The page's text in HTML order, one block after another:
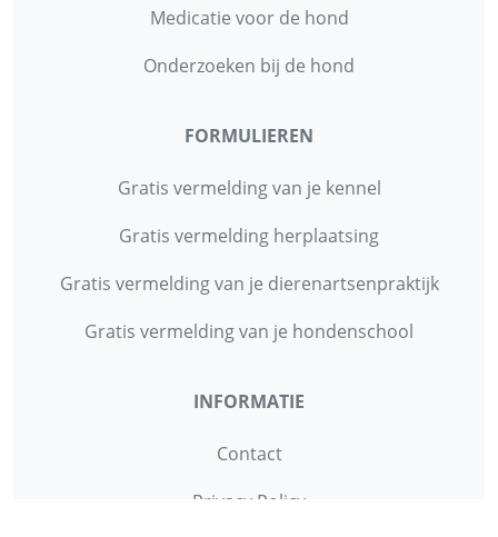
Medicatie voor de hond
Onderzoeken bij de hond
FORMULIEREN
Gratis vermelding van je kennel
Gratis vermelding herplaatsing
Gratis vermelding van je dierenartsenpraktijk
Gratis vermelding van je hondenschool
INFORMATIE
Contact
Privacy Policy